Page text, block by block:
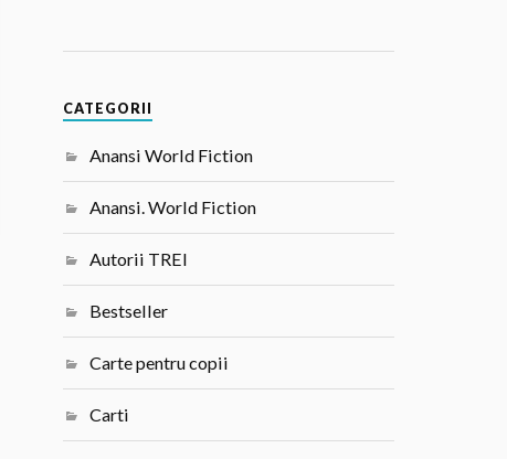
CATEGORII
Anansi World Fiction
Anansi. World Fiction
Autorii TREI
Bestseller
Carte pentru copii
Carti